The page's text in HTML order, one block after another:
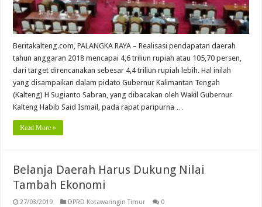
Beritakalteng.com, PALANGKA RAYA – Realisasi pendapatan daerah
tahun anggaran 2018 mencapai 4,6 triliun rupiah atau 105,70 persen,
dari target direncanakan sebesar 4,4 triliun rupiah lebih. Hal inilah
yang disampaikan dalam pidato Gubernur Kalimantan Tengah
(Kalteng) H Sugianto Sabran, yang dibacakan oleh Wakil Gubernur
Kalteng Habib Said Ismail, pada rapat paripurna …
Read More »
Belanja Daerah Harus Dukung Nilai
Tambah Ekonomi
27/03/2019 DPRD Kotawaringin Timur 0